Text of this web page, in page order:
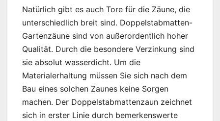
Natürlich gibt es auch Tore für die Zäune, die
unterschiedlich breit sind. Doppelstabmatten-
Gartenzäune sind von außerordentlich hoher
Qualität. Durch die besondere Verzinkung sind
sie absolut wasserdicht. Um die
Materialerhaltung müssen Sie sich nach dem
Bau eines solchen Zaunes keine Sorgen
machen. Der Doppelstabmattenzaun zeichnet
sich in erster Linie durch bemerkenswerte